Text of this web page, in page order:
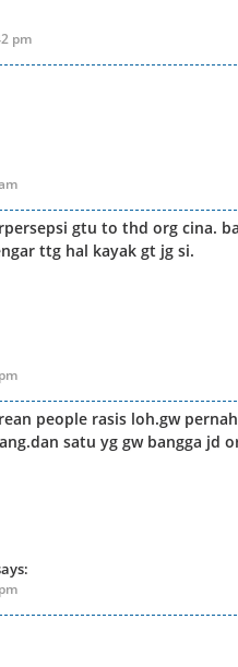
pm
gtu to thd org cina.
ttg hal kayak gt jg si.
people rasis loh.gw
satu yg gw bangga jd